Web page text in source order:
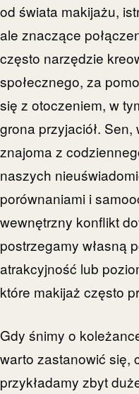
od świata makijażu,
ale znaczące
często narzędzie
społecznego, za
się z otoczeniem, w
grona przyjaciół.
znajoma z
naszych
porównaniami i
wewnętrzny konflikt
postrzegamy własną
atrakcyjność lub
które makijaż często
Gdy śnimy o
warto zastanowić się,
przykładamy zbyt